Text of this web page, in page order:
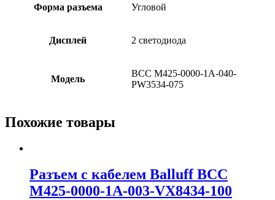
Форма разъема Угловой
Дисплей 2 светодиода
Модель
BCC M425-0000-1A-040-
PW3534-075
Похожие товары
Разъем с кабелем Balluff BCC
M425-0000-1A-003-VX8434-100